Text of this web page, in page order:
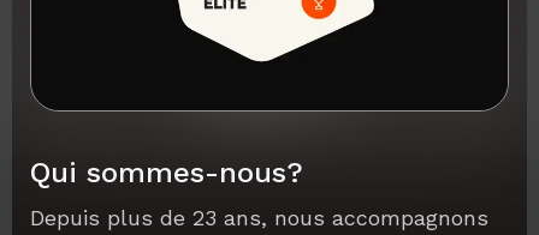
Qui sommes-nous?
Depuis plus de 23 ans, nous accompagnons